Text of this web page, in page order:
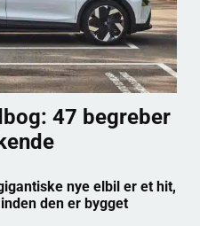
47 begreber
nye elbil er et hit,
den er bygget